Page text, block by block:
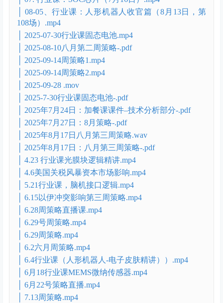
│ 七月第四周策略（7月20日，第102场.mp4
│ 八月第一周策略（8月3日，第106场）.mp4
│ 八月策略（7月27日第104场）.mp4
2
│ 02.趋势指标（基础2）.mp4
│ 03.K线（基础3）.mp4
│ 03.K线（基础3）_0725005258.mp4
│ 07. 行业课：SOC芯片（7月16日）.mp4
│ 08-05、行业课：人形机器人收官篇（8月13日，第
108场）.mp4
│ 2025-07-30行业课固态电池.mp4
│ 2025-08-10八月第二周策略-.pdf
│ 2025-09-14周策略1.mp4
│ 2025-09-14周策略2.mp4
│ 2025-09-28 .mov
│ 2025-7-30行业课固态电池-.pdf
│ 2025年7月24日：加餐课课件–技术分析部分-.pdf
│ 2025年7月27日：8月策略-.pdf
│ 2025年8月17日八月第三周策略.wav
│ 2025年8月17日：八月第三周策略-.pdf
│ 4.23 行业课光膜块逻辑精讲.mp4
│ 4.6美国关税风暴资本市场影响.mp4
│ 5.21行业课，脑机接口逻辑.mp4
│ 6.15以伊冲突影响第三周策略.mp4